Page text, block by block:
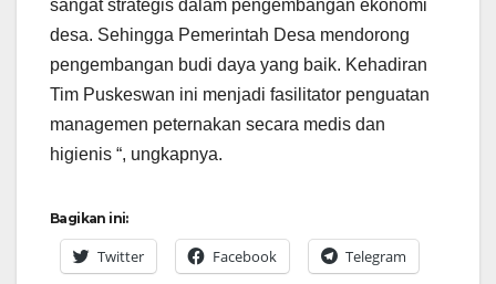
sangat strategis dalam pengembangan ekonomi
desa. Sehingga Pemerintah Desa mendorong
pengembangan budi daya yang baik. Kehadiran
Tim Puskeswan ini menjadi fasilitator penguatan
managemen peternakan secara medis dan
higienis “, ungkapnya.
Bagikan ini:
Twitter Facebook Telegram